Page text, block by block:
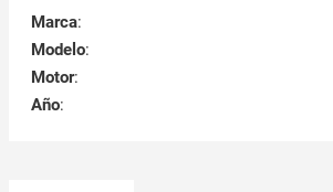
Marca:
Modelo:
Motor:
Año: